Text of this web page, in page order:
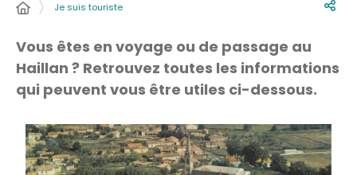
Je suis touriste
Vous êtes en voyage ou de passage au
Haillan ? Retrouvez toutes les informations
qui peuvent vous être utiles ci-dessous.